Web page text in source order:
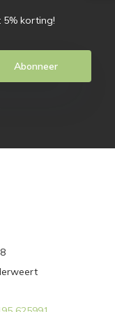
korting!
Abonneer